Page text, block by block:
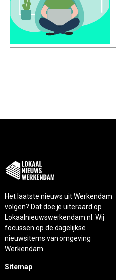
Het laatste nieuws uit Werkendam
volgen? Dat doe je uiteraard op
Lokaalnieuwswerkendam.nl. Wij
focussen op de dagelijkse
nieuwsitems van omgeving
Werkendam.
Sitemap